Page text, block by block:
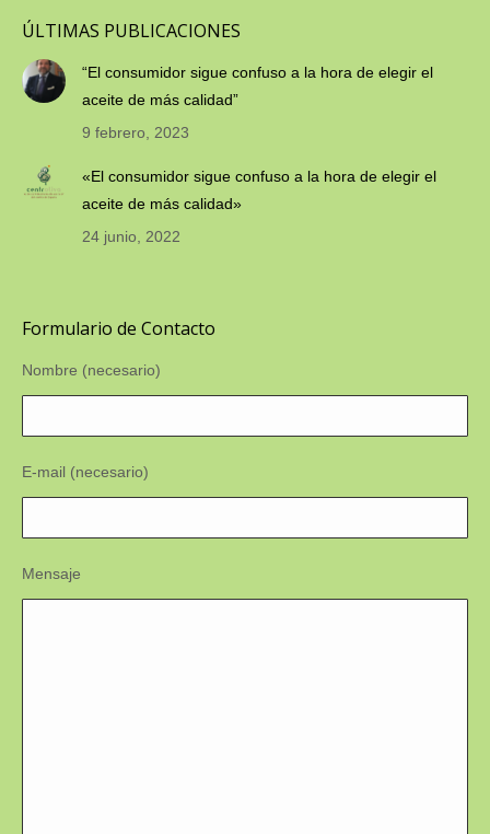
ÚLTIMAS PUBLICACIONES
“El consumidor sigue confuso a la hora de elegir el
aceite de más calidad”
9 febrero, 2023
«El consumidor sigue confuso a la hora de elegir el
aceite de más calidad»
24 junio, 2022
Formulario de Contacto
Nombre (necesario)
E-mail (necesario)
Mensaje